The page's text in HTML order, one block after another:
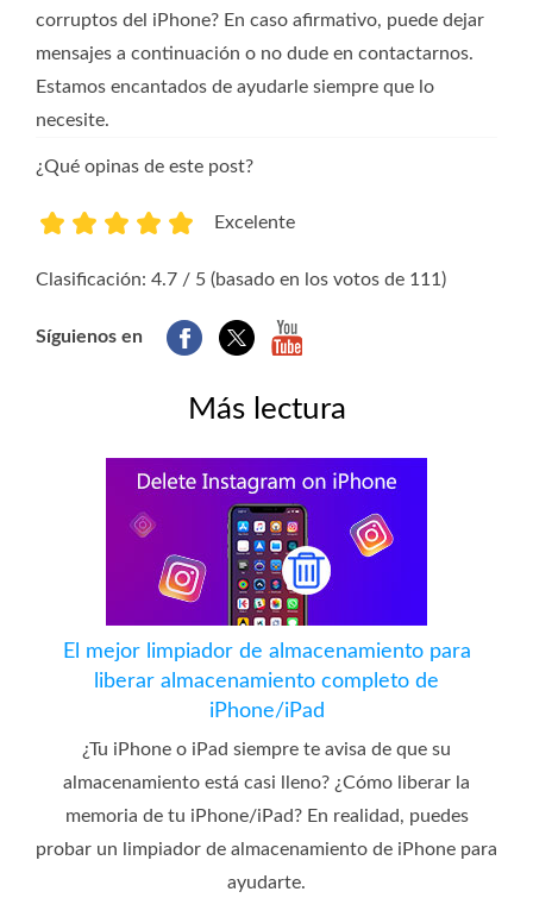
corruptos del iPhone? En caso afirmativo, puede dejar
mensajes a continuación o no dude en contactarnos.
Estamos encantados de ayudarle siempre que lo
necesite.
¿Qué opinas de este post?
Excelente
Clasificación: 4.7 / 5 (basado en los votos de 111)
Síguienos en
Más lectura
El mejor limpiador de almacenamiento para
liberar almacenamiento completo de
iPhone/iPad
¿Tu iPhone o iPad siempre te avisa de que su
almacenamiento está casi lleno? ¿Cómo liberar la
memoria de tu iPhone/iPad? En realidad, puedes
probar un limpiador de almacenamiento de iPhone para
ayudarte.